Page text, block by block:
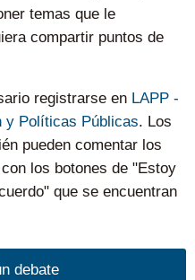
temas que le
compartir puntos de
registrarse en LAPP -
y Políticas Públicas. Los
pueden comentar los
los botones de "Estoy
que se encuentran
debate